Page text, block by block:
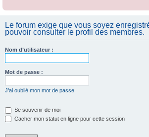
Le forum exige que vous soyez
pouvoir consulter le profil des membres.
Nom d’utilisateur :
Mot de passe :
J’ai oublié mon mot de passe
Se souvenir de moi
Cacher mon statut en ligne pour cette session